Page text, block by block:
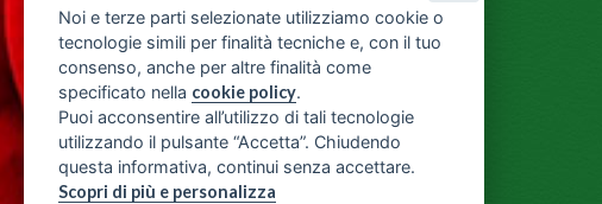
Noi e terze parti selezionate utilizziamo cookie o
tecnologie simili per finalità tecniche e, con il tuo
consenso, anche per altre finalità come
specificato nella cookie policy.
Puoi acconsentire all’utilizzo di tali tecnologie
utilizzando il pulsante “Accetta”. Chiudendo
questa informativa, continui senza accettare.
Scopri di più e personalizza